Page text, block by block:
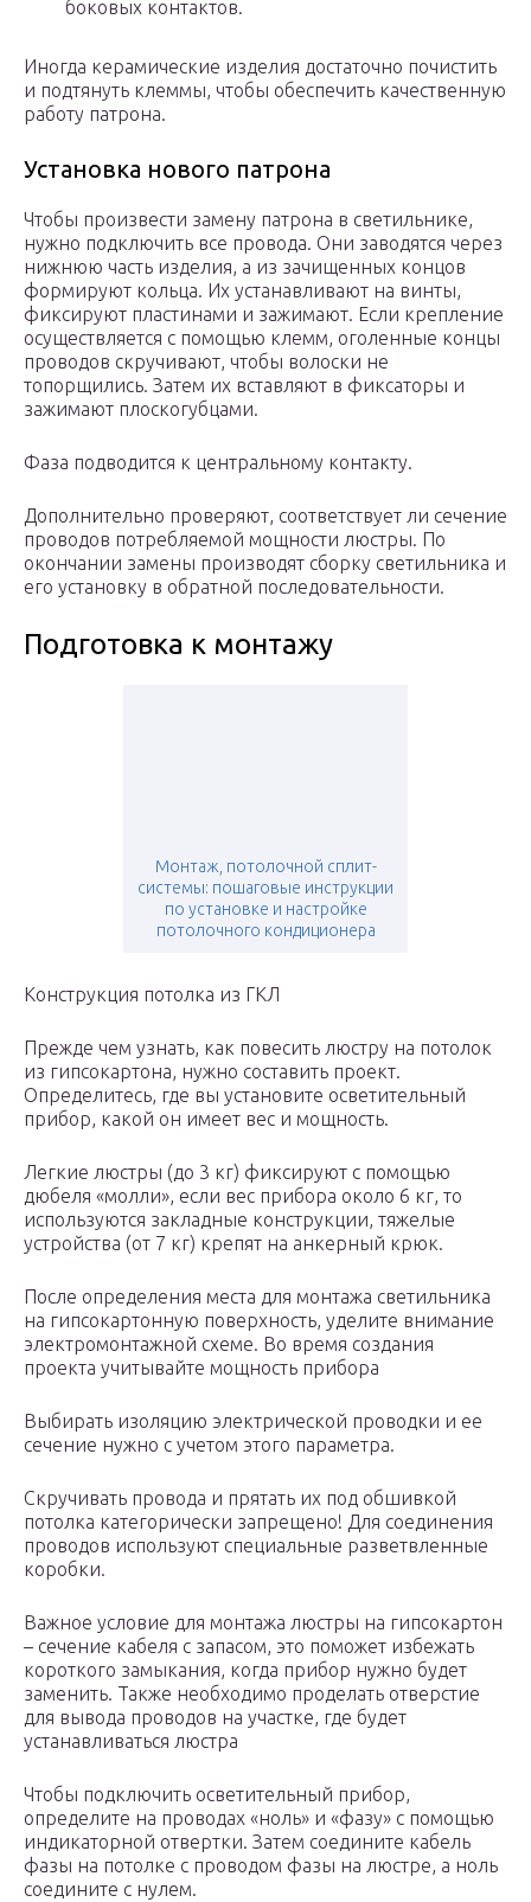
боковых контактов.
Иногда керамические изделия достаточно почистить
и подтянуть клеммы, чтобы обеспечить качественную
работу патрона.
Установка нового патрона
Чтобы произвести замену патрона в светильнике,
нужно подключить все провода. Они заводятся через
нижнюю часть изделия, а из зачищенных концов
формируют кольца. Их устанавливают на винты,
фиксируют пластинами и зажимают. Если крепление
осуществляется с помощью клемм, оголенные концы
проводов скручивают, чтобы волоски не
топорщились. Затем их вставляют в фиксаторы и
зажимают плоскогубцами.
Фаза подводится к центральному контакту.
Дополнительно проверяют, соответствует ли сечение
проводов потребляемой мощности люстры. По
окончании замены производят сборку светильника и
его установку в обратной последовательности.
Подготовка к монтажу
Монтаж, потолочной сплит-
системы: пошаговые инструкции
по установке и настройке
потолочного кондиционера
Конструкция потолка из ГКЛ
Прежде чем узнать, как повесить люстру на потолок
из гипсокартона, нужно составить проект.
Определитесь, где вы установите осветительный
прибор, какой он имеет вес и мощность.
Легкие люстры (до 3 кг) фиксируют с помощью
дюбеля «молли», если вес прибора около 6 кг, то
используются закладные конструкции, тяжелые
устройства (от 7 кг) крепят на анкерный крюк.
После определения места для монтажа светильника
на гипсокартонную поверхность, уделите внимание
электромонтажной схеме. Во время создания
проекта учитывайте мощность прибора
Выбирать изоляцию электрической проводки и ее
сечение нужно с учетом этого параметра.
Скручивать провода и прятать их под обшивкой
потолка категорически запрещено! Для соединения
проводов используют специальные разветвленные
коробки.
Важное условие для монтажа люстры на гипсокартон
– сечение кабеля с запасом, это поможет избежать
короткого замыкания, когда прибор нужно будет
заменить. Также необходимо проделать отверстие
для вывода проводов на участке, где будет
устанавливаться люстра
Чтобы подключить осветительный прибор,
определите на проводах «ноль» и «фазу» с помощью
индикаторной отвертки. Затем соедините кабель
фазы на потолке с проводом фазы на люстре, а ноль
соедините с нулем.